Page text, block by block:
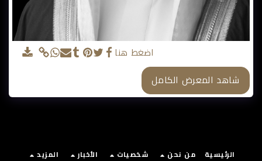
اضغط هنا
شاهد المعرض الكامل
الرئيسية من نحن شخصيات الأخبار المزيد